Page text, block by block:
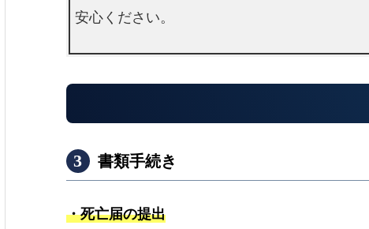
安心ください。
書類手続き
・死亡届の提出